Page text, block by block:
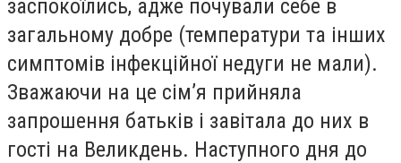
заспокоїлись, адже почували себе в
загальному добре (температури та інших
симптомів інфекційної недуги не мали).
Зважаючи на це сім’я прийняла
запрошення батьків і завітала до них в
гості на Великдень. Наступного дня до